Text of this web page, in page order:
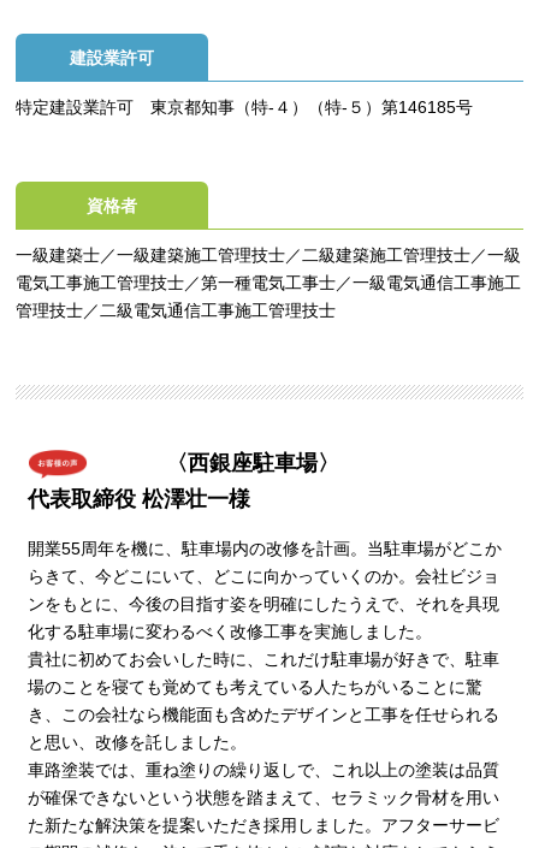
建設業許可
特定建設業許可 東京都知事（特-４）（特-５）第146185号
資格者
一級建築士／一級建築施工管理技士／二級建築施工管理技士／一級
電気工事施工管理技士／第一種電気工事士／一級電気通信工事施工
管理技士／二級電気通信工事施工管理技士
〈西銀座駐車場〉
代表取締役 松澤壮一様
開業55周年を機に、駐車場内の改修を計画。当駐車場がどこか
らきて、今どこにいて、どこに向かっていくのか。会社ビジョ
ンをもとに、今後の目指す姿を明確にしたうえで、それを具現
化する駐車場に変わるべく改修工事を実施しました。
貴社に初めてお会いした時に、これだけ駐車場が好きで、駐車
場のことを寝ても覚めても考えている人たちがいることに驚
き、この会社なら機能面も含めたデザインと工事を任せられる
と思い、改修を託しました。
車路塗装では、重ね塗りの繰り返しで、これ以上の塗装は品質
が確保できないという状態を踏まえて、セラミック骨材を用い
た新たな解決策を提案いただき採用しました。アフターサービ